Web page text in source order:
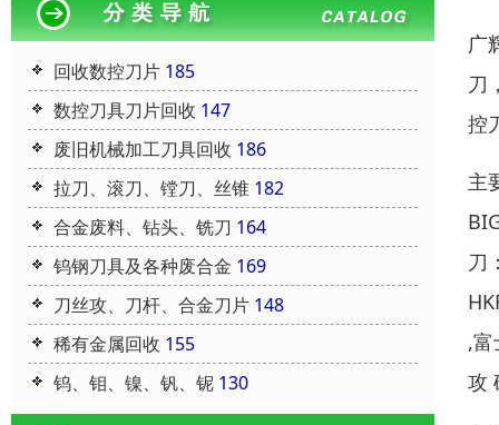
回收数控刀片 185
数控刀具刀片回收 147
废旧机械加工刀具回收 186
拉刀、滚刀、镗刀、丝锥 182
合金废料、钻头、铣刀 164
钨钢刀具及各种废合金 169
刀丝攻、刀杆、合金刀片 148
稀有金属回收 155
钨、钼、镍、钒、铌 130
广
刀
控
主
刀
,
攻